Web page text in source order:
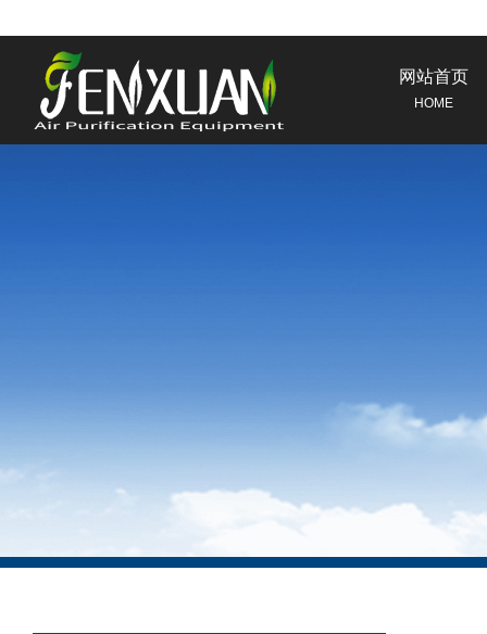
网站首页
HOME